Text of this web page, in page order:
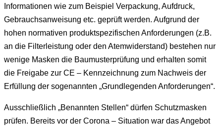
Informationen wie zum Beispiel Verpackung, Aufdruck,
Gebrauchsanweisung etc. geprüft werden. Aufgrund der
hohen normativen produktspezifischen Anforderungen (z.B.
an die Filterleistung oder den Atemwiderstand) bestehen nur
wenige Masken die Baumusterprüfung und erhalten somit
die Freigabe zur CE – Kennzeichnung zum Nachweis der
Erfüllung der sogenannten „Grundlegenden Anforderungen“.
Ausschließlich „Benannten Stellen“ dürfen Schutzmasken
prüfen. Bereits vor der Corona – Situation war das Angebot